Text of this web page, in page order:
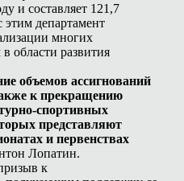
и составляет 121,7
департамент
многих
области развития
объемов ассигнований
к прекращению
спортивных
представляют
и первенствах
Лопатин.
к